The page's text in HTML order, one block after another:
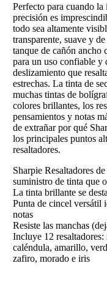
Perfecto para cuando
precisión es
todo sea altamente
transparente, suave y
tanque de cañón ancho
para un uso confiable y
deslizamiento que
estrechas. La tinta de
muchas tintas de
colores brillantes, los
pensamientos y notas
de extrañar por qué
los principales puntos
resaltadores.
Sharpie Resaltadores
suministro de tinta que
La tinta brillante se
Punta de cincel versátil
notas
Resiste las manchas
Incluye 12
caléndula, amarillo,
zafiro, morado e iris